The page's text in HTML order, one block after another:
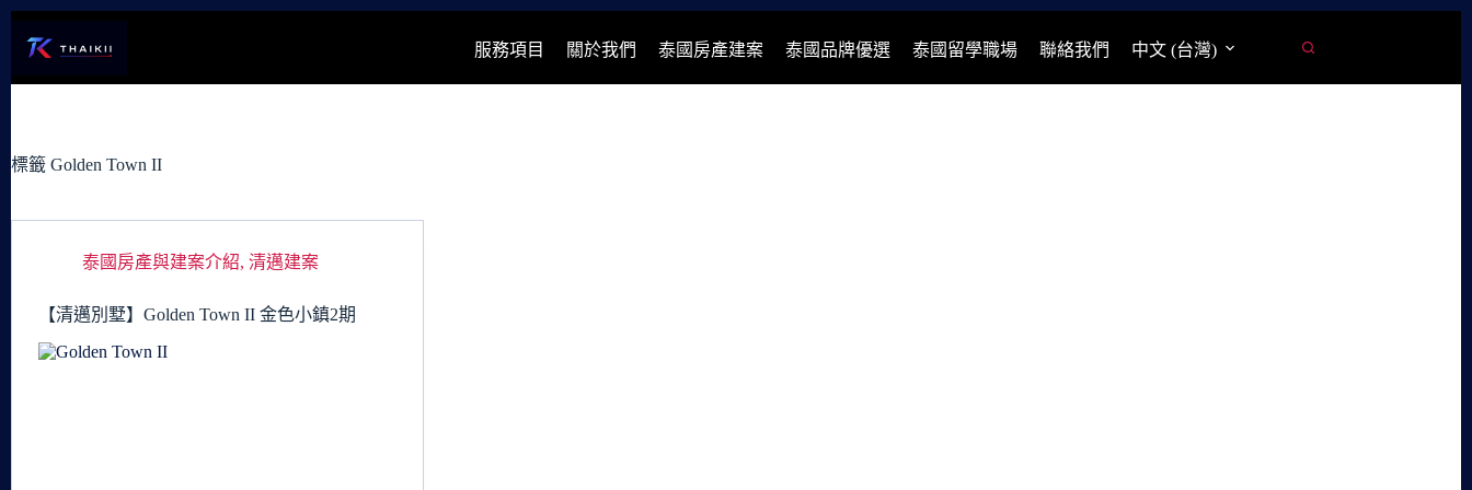
容
服務項目 關於我們 泰國房產建案 泰國品牌優選 泰國留學職場 聯絡我們 中文 (台灣)
標籤 Golden Town II
泰國房產與建案介紹, 清邁建案
【清邁別墅】Golden Town II 金色小鎮2期